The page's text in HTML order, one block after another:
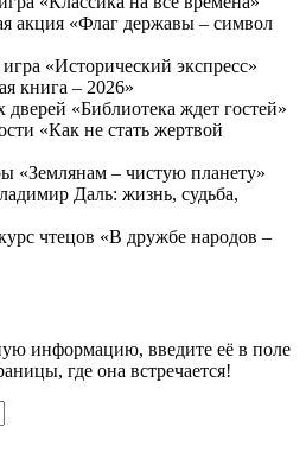
акция «Флаг державы – символ
«Исторический экспресс»
книга – 2026»
«Библиотека ждет гостей»
«Как не стать жертвой
«Землянам – чистую планету»
Даль: жизнь, судьба,
чтецов «В дружбе народов –
информацию, введите её в поле
где она встречается!